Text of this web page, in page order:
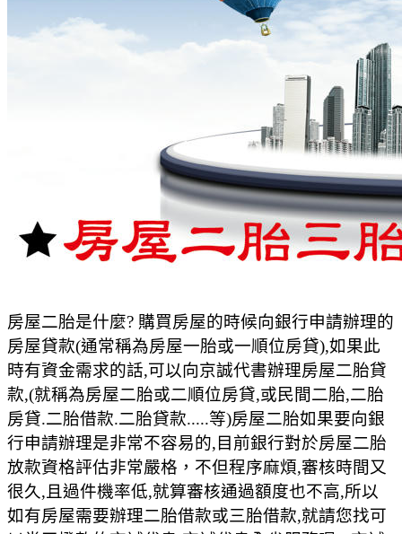
房屋二胎是什麼? 購買房屋的時候向銀行申請辦理的
房屋貸款(通常稱為房屋一胎或一順位房貸),如果此
時有資金需求的話,可以向京誠代書辦理房屋二胎貸
款,(就稱為房屋二胎或二順位房貸,或民間二胎,二胎
房貸.二胎借款.二胎貸款.....等)房屋二胎如果要向銀
行申請辦理是非常不容易的,目前銀行對於房屋二胎
放款資格評估非常嚴格，不但程序麻煩,審核時間又
很久,且過件機率低,就算審核通過額度也不高,所以
如有房屋需要辦理二胎借款或三胎借款,就請您找可